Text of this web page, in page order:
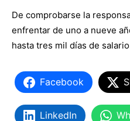
De comprobarse la
enfrentar de uno a nueve
hasta tres mil días de
Facebook
LinkedIn